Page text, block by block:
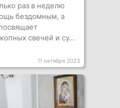
раз в неделю
бездомным, а
свечей и су...
11 октября 2023